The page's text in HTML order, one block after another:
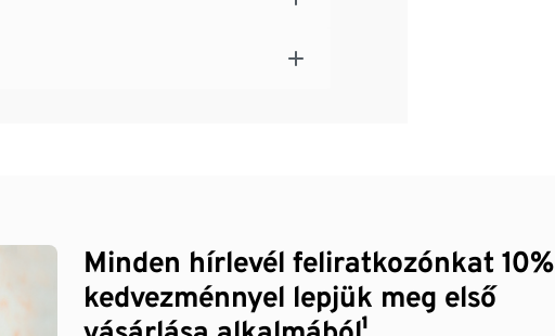
Minden hírlevél feliratkozónkat 10%
kedvezménnyel lepjük meg első